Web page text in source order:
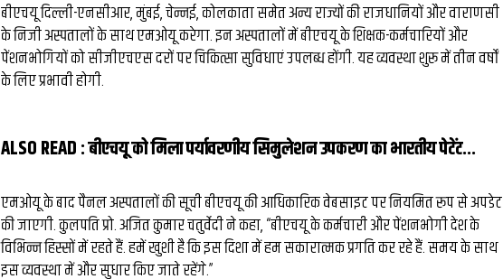
बीएचयू दिल्ली-एनसीआर, मुंबई, चेन्नई, कोलकाता समेत अन्य राज्यों की राजधानियों और वाराणसी
के निजी अस्पतालों के साथ एमओयू करेगा. इन अस्पतालों में बीएचयू के शिक्षक-कर्मचारियों और
पेंशनभोगियों को सीजीएचएस दरों पर चिकित्सा सुविधाएं उपलब्ध होंगी. यह व्यवस्था शुरू में तीन वर्षों
के लिए प्रभावी होगी.
ALSO READ :बीएचयू को मिला पर्यावरणीय सिमुलेशन उपकरण का भारतीय पेटेंट...
एमओयू के बाद पैनल अस्पतालों की सूची बीएचयू की आधिकारिक वेबसाइट पर नियमित रूप से अपडेट
की जाएगी. कुलपति प्रो. अजित कुमार चतुर्वेदी ने कहा, “बीएचयू के कर्मचारी और पेंशनभोगी देश के
विभिन्न हिस्सों में रहते हैं. हमें खुशी है कि इस दिशा में हम सकारात्मक प्रगति कर रहे हैं. समय के साथ
इस व्यवस्था में और सुधार किए जाते रहेंगे.”